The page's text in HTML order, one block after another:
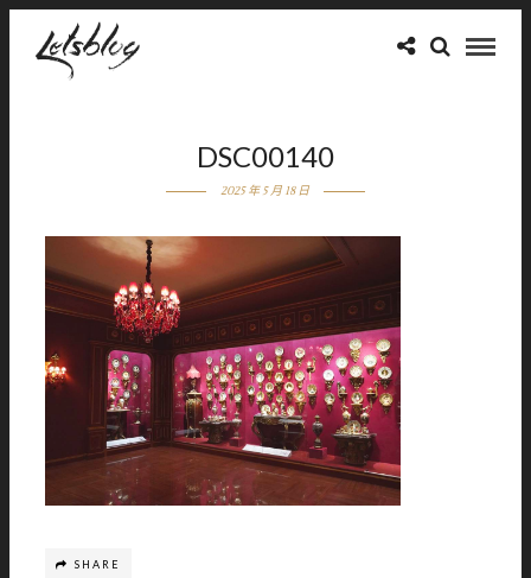
DSC00140
2025 年 5 月 18 日
SHARE